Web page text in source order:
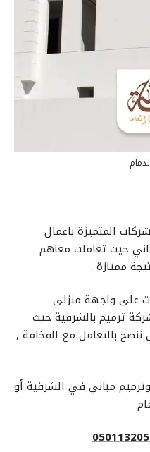
المتميزة باعمال
حيث تعاملت معاهم
ممتازة .
على واجهة منزلي
ترميم بالشرقية حيث
بالتعامل مع الفخامة ,
مباني في الشرقية أو